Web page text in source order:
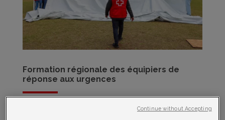
Formation régionale des équipiers de
réponse aux urgences
Croissant-Rouge comorien,Croix-
Continue without Accepting